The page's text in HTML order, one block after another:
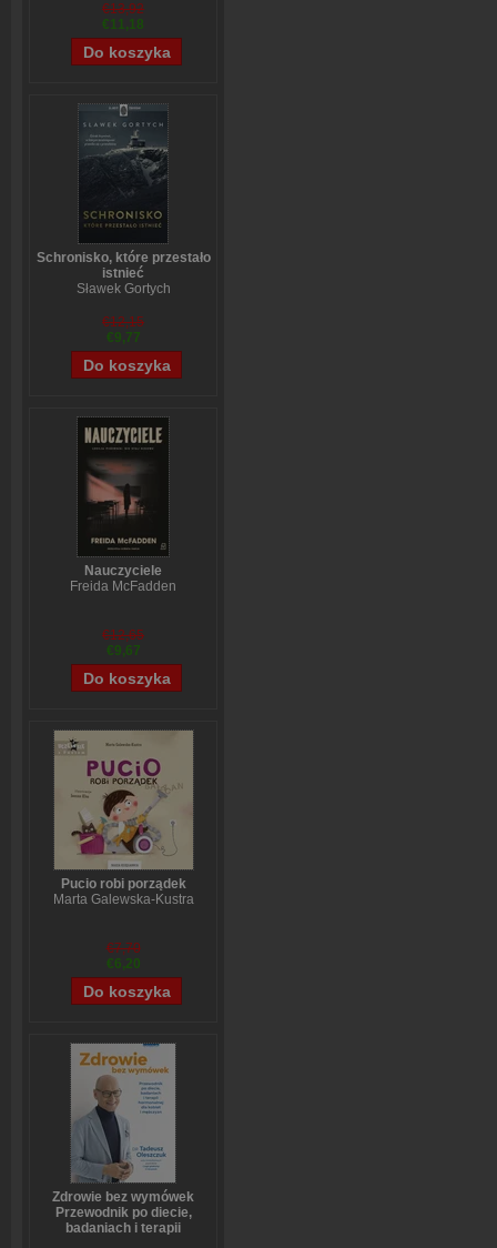
€13,92
€11,18
Schronisko, które przestało
istnieć
Sławek Gortych
€12,15
€9,77
Nauczyciele
Freida McFadden
€12,65
€9,67
Pucio robi porządek
Marta Galewska-Kustra
€7,70
€6,20
Zdrowie bez wymówek
Przewodnik po diecie,
badaniach i terapii